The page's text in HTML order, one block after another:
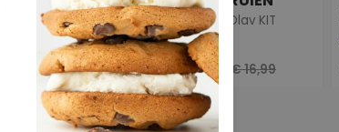
Z10290/3211606 Antraciet
Shirts & Tops
€ 9,99
W90345/Olav KIT
Truien
€ 10,19 € 16,99